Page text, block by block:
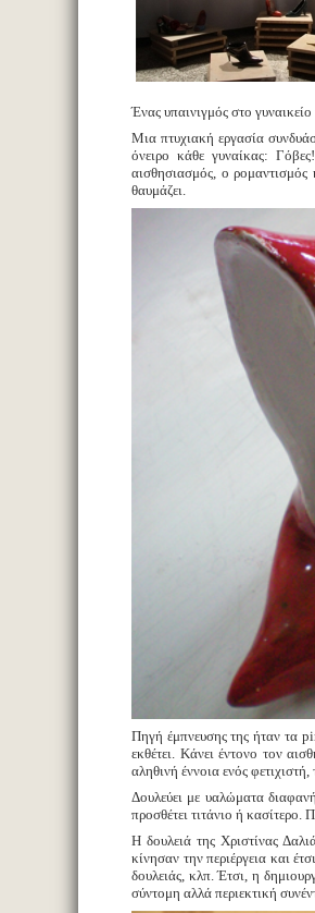
Ένας υπαινιγμός στο
Μια πτυχιακή εργασία
όνειρο κάθε γυναίκας:
αισθησιασμός, ο ρομαντισμός
θαυμάζει.
Πηγή έμπνευσης της ήταν τα
εκθέτει. Κάνει έντονο τον
αληθινή έννοια ενός
Δουλεύει με υαλώματα
προσθέτει τιτάνιο ή
Η δουλειά της Χριστίνας
κίνησαν την περιέργεια και
δουλειάς, κλπ. Έτσι, η
σύντομη αλλά περιεκτική